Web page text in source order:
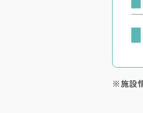
※施設